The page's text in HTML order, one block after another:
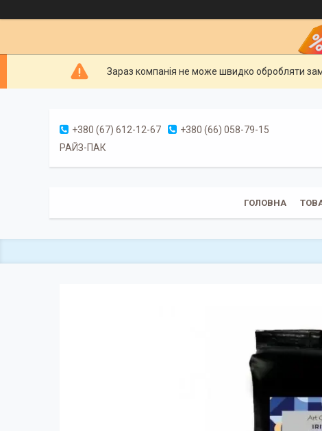
Зараз компанія не може швидко обробляти
+380 (67) 612-12-67
+380 (66) 058-79-15
РАЙЗ-ПАК
ГОЛОВНА